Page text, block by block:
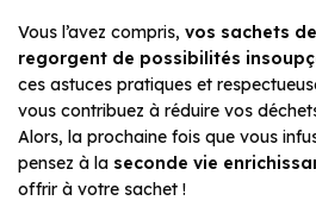
Vous l’avez compris, vos sachets
regorgent de possibilités
ces astuces pratiques et
vous contribuez à réduire vos
Alors, la prochaine fois que vous
pensez à la seconde vie
offrir à votre sachet !